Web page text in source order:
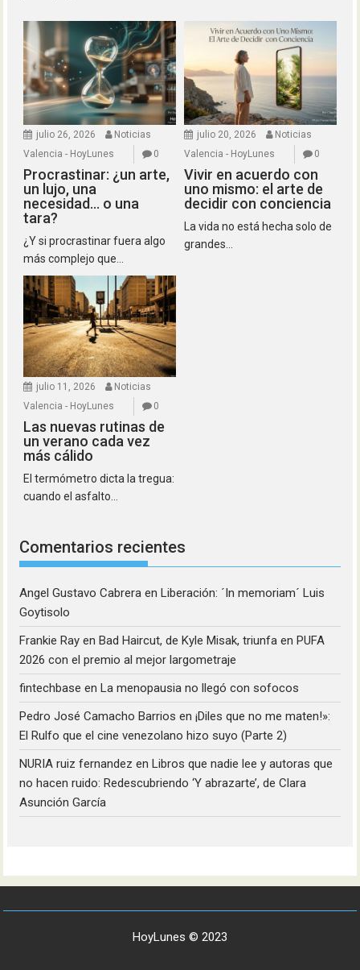
julio 26, 2026
Noticias
Valencia - HoyLunes
0
Procrastinar: ¿un arte,
un lujo, una
necesidad… o una
tara?
¿Y si procrastinar fuera algo
más complejo que...
julio 20, 2026
Noticias
Valencia - HoyLunes
0
Vivir en acuerdo con
uno mismo: el arte de
decidir con conciencia
La vida no está hecha solo de
grandes...
julio 11, 2026
Noticias
Valencia - HoyLunes
0
Las nuevas rutinas de
un verano cada vez
más cálido
El termómetro dicta la tregua:
cuando el asfalto...
Comentarios recientes
Angel Gustavo Cabrera enLiberación: ´In memoriam´ Luis
Goytisolo
Frankie Ray enBad Haircut, de Kyle Misak, triunfa en PUFA
2026 con el premio al mejor largometraje
fintechbase enLa menopausia no llegó con sofocos
Pedro José Camacho Barrios en¡Diles que no me maten!»:
El Rulfo que el cine venezolano hizo suyo (Parte 2)
NURIA ruiz fernandez enLibros que nadie lee y autoras que
no hacen ruido: Redescubriendo ‘Y abrazarte’, de Clara
Asunción García
HoyLunes © 2023